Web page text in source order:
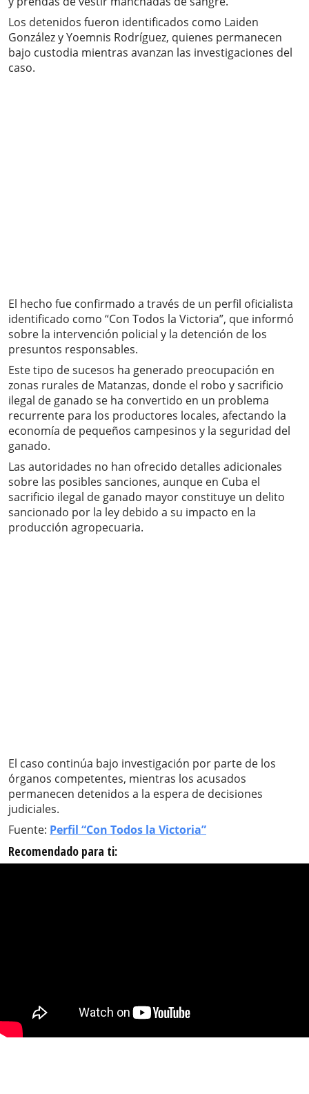
Los detenidos fueron identificados como Laiden
González y Yoemnis Rodríguez, quienes permanecen
bajo custodia mientras avanzan las investigaciones del
caso.
El hecho fue confirmado a través de un perfil oficialista
identificado como “Con Todos la Victoria”, que informó
sobre la intervención policial y la detención de los
presuntos responsables.
Este tipo de sucesos ha generado preocupación en
zonas rurales de Matanzas, donde el robo y sacrificio
ilegal de ganado se ha convertido en un problema
recurrente para los productores locales, afectando la
economía de pequeños campesinos y la seguridad del
ganado.
Las autoridades no han ofrecido detalles adicionales
sobre las posibles sanciones, aunque en Cuba el
sacrificio ilegal de ganado mayor constituye un delito
sancionado por la ley debido a su impacto en la
producción agropecuaria.
El caso continúa bajo investigación por parte de los
órganos competentes, mientras los acusados
permanecen detenidos a la espera de decisiones
judiciales.
Fuente: Perfil “Con Todos la Victoria”
Recomendado para ti: